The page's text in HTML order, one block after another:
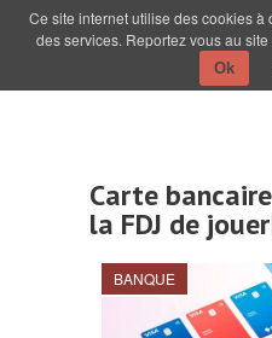
Carte
la FDJ de
BANQUE
Ce site internet utilise des cookies
des services. Reportez vous au
Ok